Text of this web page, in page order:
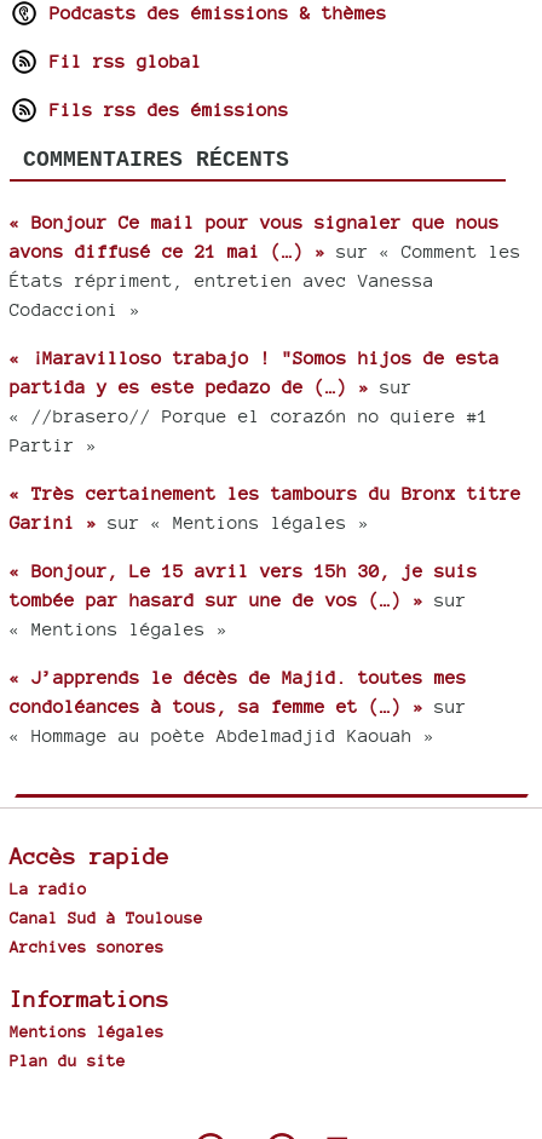
Podcasts des émissions & thèmes
Fil rss global
Fils rss des émissions
COMMENTAIRES RÉCENTS
« Bonjour Ce mail pour vous signaler que nous
avons diffusé ce 21 mai (…) » sur « Comment les
États répriment, entretien avec Vanessa
Codaccioni »
« ¡Maravilloso trabajo ! "Somos hijos de esta
partida y es este pedazo de (…) » sur
« //brasero// Porque el corazón no quiere #1
Partir »
« Très certainement les tambours du Bronx titre
Garini » sur « Mentions légales »
« Bonjour, Le 15 avril vers 15h 30, je suis
tombée par hasard sur une de vos (…) » sur
« Mentions légales »
« J’apprends le décès de Majid. toutes mes
condoléances à tous, sa femme et (…) » sur
« Hommage au poète Abdelmadjid Kaouah »
Accès rapide
La radio
Canal Sud à Toulouse
Archives sonores
Informations
Mentions légales
Plan du site